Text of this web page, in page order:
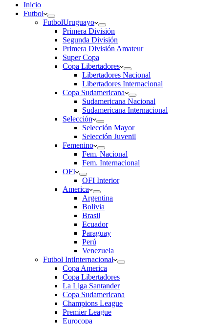
Inicio
Futbol
FutbolUruguayo
Primera División
Segunda División
Primera División Amateur
Super Copa
Copa Libertadores
Libertadores Nacional
Libertadores Internacional
Copa Sudamericana
Sudamericana Nacional
Sudamericana Internacional
Selección
Selección Mayor
Selección Juvenil
Femenino
Fem. Nacional
Fem. Internacional
OFI
OFI Interior
America
Argentina
Bolivia
Brasil
Ecuador
Paraguay
Perú
Venezuela
Futbol IntInternacional
Copa America
Copa Libertadores
La Liga Santander
Copa Sudamericana
Champions League
Premier League
Eurocopa